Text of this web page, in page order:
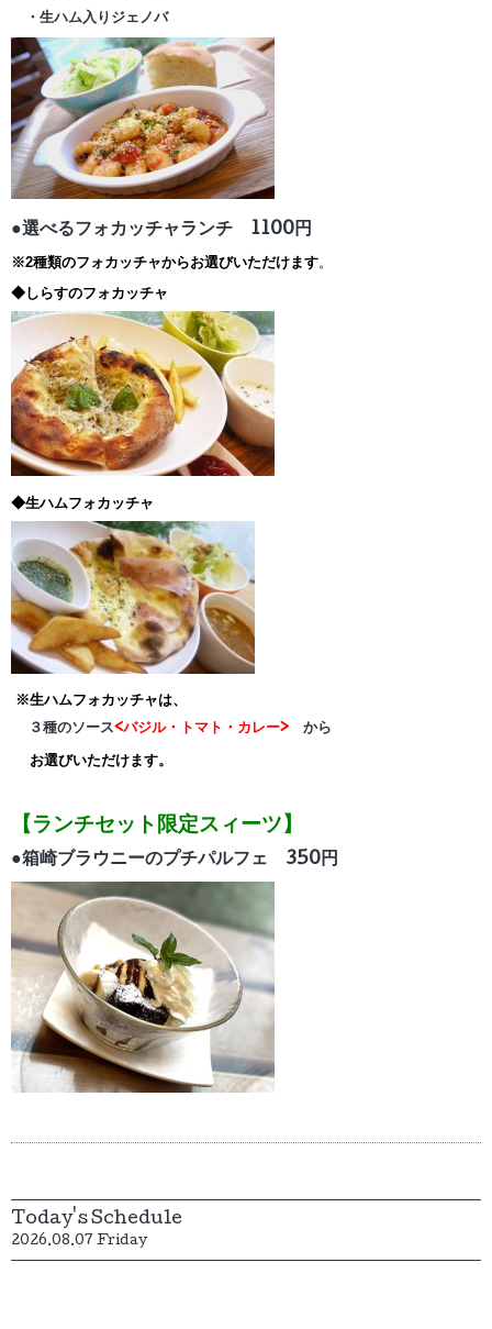
・生ハム入りジェノバ
●選べるフォカッチャランチ 1100円
※2種類のフォカッチャからお選びいただけます。
◆しらすのフォカッチャ
◆生ハムフォカッチャ
※生ハムフォカッチャは、
３種のソース<バジル・トマト・カレー> から
お選びいただけます。
【ランチセット限定スィーツ】
●箱崎ブラウニーのプチパルフェ 350円
Today's Schedule
2026.08.07 Friday